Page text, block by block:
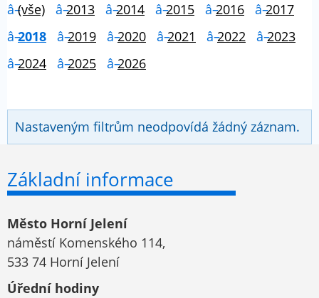
(vše)
2013 2014 2015 2016
2017
2018
2019 2020 2021 2022
2023
2024
2025 2026
Nastaveným filtrům neodpovídá žádný záznam.
Základní informace
Město Horní Jelení
náměstí Komenského 114,
533 74 Horní Jelení
Úřední hodiny